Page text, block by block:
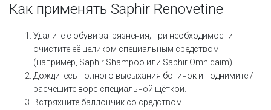
Как применять Saphir Renovetine
Удалите с обуви загрязнения; при необходимости
очистите её целиком специальным средством
(например, Saphir Shampoo или Saphir Omnidaim).
Дождитесь полного высыхания ботинок и поднимите /
расчешите ворс специальной щёткой.
Встряхните баллончик со средством.